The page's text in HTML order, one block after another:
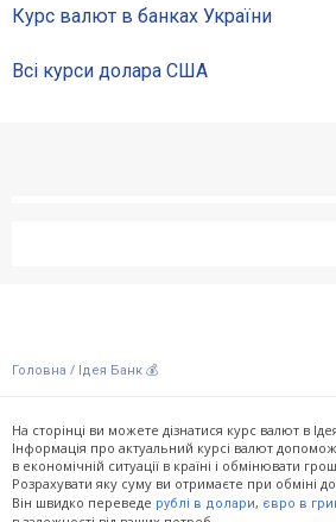
Курс валют в банках України
Всі курси долара США
Головна / Ідея Банк 💰
На сторінці ви можете дізнатися курс валют в
Інформація про актуальний курсі валют
в економічній ситуації в країні і обмінювати
Розрахувати яку суму ви отримаєте при обміні
Він швидко переведе рублі в долари, євро в